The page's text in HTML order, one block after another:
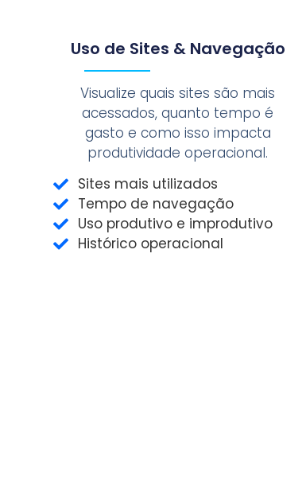
Uso de Sites & Navegação
Visualize quais sites são mais
acessados, quanto tempo é
gasto e como isso impacta
produtividade operacional.
Sites mais utilizados
Tempo de navegação
Uso produtivo e improdutivo
Histórico operacional